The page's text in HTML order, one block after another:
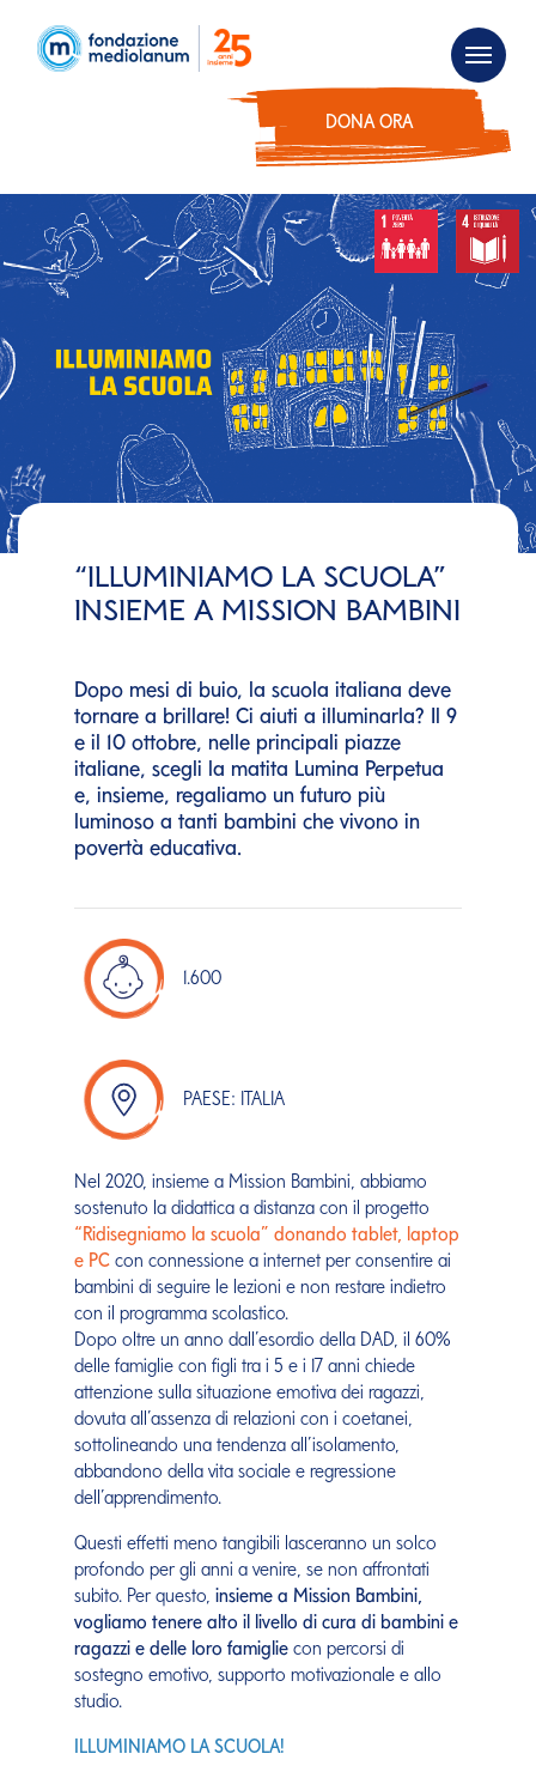
DONA ORA
“ILLUMINIAMO LA SCUOLA”
INSIEME A MISSION BAMBINI
Dopo mesi di buio, la scuola italiana deve
tornare a brillare! Ci aiuti a illuminarla? Il 9
e il 10 ottobre, nelle principali piazze
italiane, scegli la matita Lumina Perpetua
e, insieme, regaliamo un futuro più
luminoso a tanti bambini che vivono in
povertà educativa.
1.600
PAESE: ITALIA
Nel 2020, insieme a Mission Bambini, abbiamo
sostenuto la didattica a distanza con il progetto
“Ridisegniamo la scuola” donando tablet, laptop
e PC con connessione a internet per consentire ai
bambini di seguire le lezioni e non restare indietro
con il programma scolastico.
Dopo oltre un anno dall’esordio della DAD, il 60%
delle famiglie con figli tra i 5 e i 17 anni chiede
attenzione sulla situazione emotiva dei ragazzi,
dovuta all’assenza di relazioni con i coetanei,
sottolineando una tendenza all’isolamento,
abbandono della vita sociale e regressione
dell’apprendimento.
Questi effetti meno tangibili lasceranno un solco
profondo per gli anni a venire, se non affrontati
subito. Per questo, insieme a Mission Bambini,
vogliamo tenere alto il livello di cura di bambini e
ragazzi e delle loro famiglie con percorsi di
sostegno emotivo, supporto motivazionale e allo
studio.
ILLUMINIAMO LA SCUOLA!